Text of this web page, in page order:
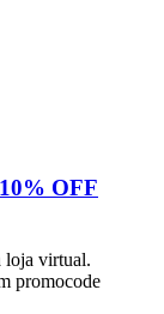
OFF
loja virtual.
promocode